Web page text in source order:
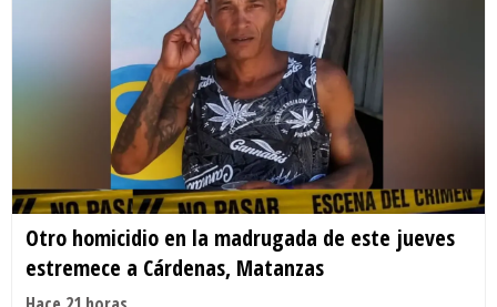
Otro homicidio en la madrugada de este jueves
estremece a Cárdenas, Matanzas